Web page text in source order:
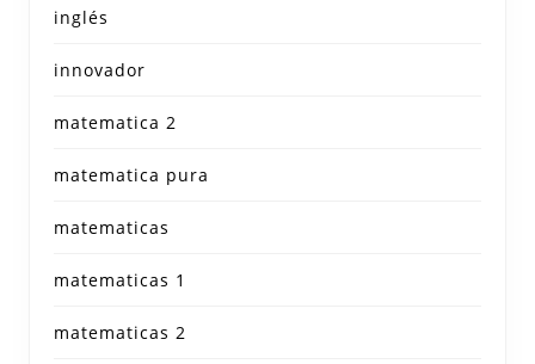
inglés
innovador
matematica 2
matematica pura
matematicas
matematicas 1
matematicas 2